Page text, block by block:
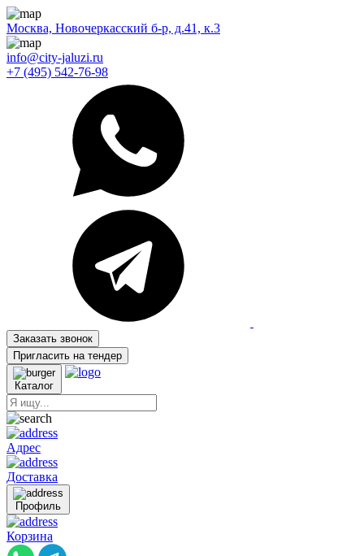
Москва, Новочеркасский б-р, д.41, к.3
info@city-jaluzi.ru
+7 (495) 542-76-98
Заказать звонок
Пригласить на тендер
Каталог
Адрес
Доставка
Профиль
Корзина